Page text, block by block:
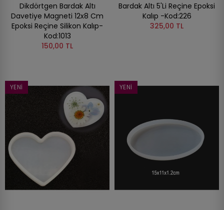
Dikdörtgen Bardak Altı
Davetiye Magneti 12x8 Cm
Epoksi Reçine Silikon Kalıp-
Kod:1013
150,00 TL
Bardak Altı 5'Li Reçine Epoksi
Kalıp -Kod:226
325,00 TL
YENI YENI